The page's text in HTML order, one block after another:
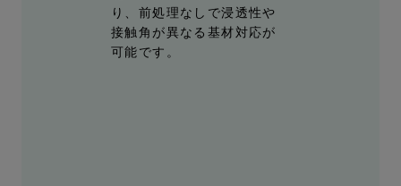
り、前処理なしで浸透性や
接触角が異なる基材対応が
可能です。